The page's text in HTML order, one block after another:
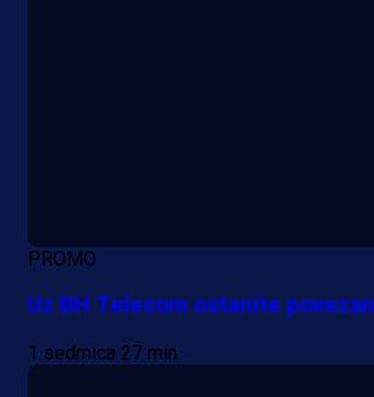
PROMO
Uz BH Telecom ostanite
1 sedmica 27 min